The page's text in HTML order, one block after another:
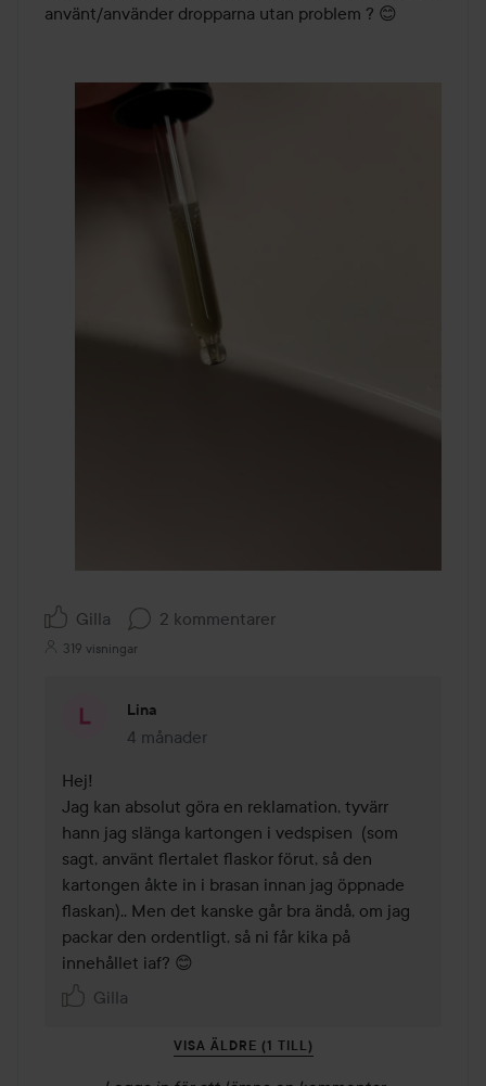
använt/använder dropparna utan problem ? 😊
Gilla 2 kommentarer
319 visningar
Lina
4 månader
Kommentaren lades 4 månader
Hej!
Jag kan absolut göra en reklamation, tyvärr
hann jag slänga kartongen i vedspisen  (som
sagt, använt flertalet flaskor förut, så den
kartongen åkte in i brasan innan jag öppnade
flaskan).. Men det kanske går bra ändå, om jag
packar den ordentligt, så ni får kika på
innehållet iaf? 😊
Gilla
VISA ÄLDRE (1 TILL)